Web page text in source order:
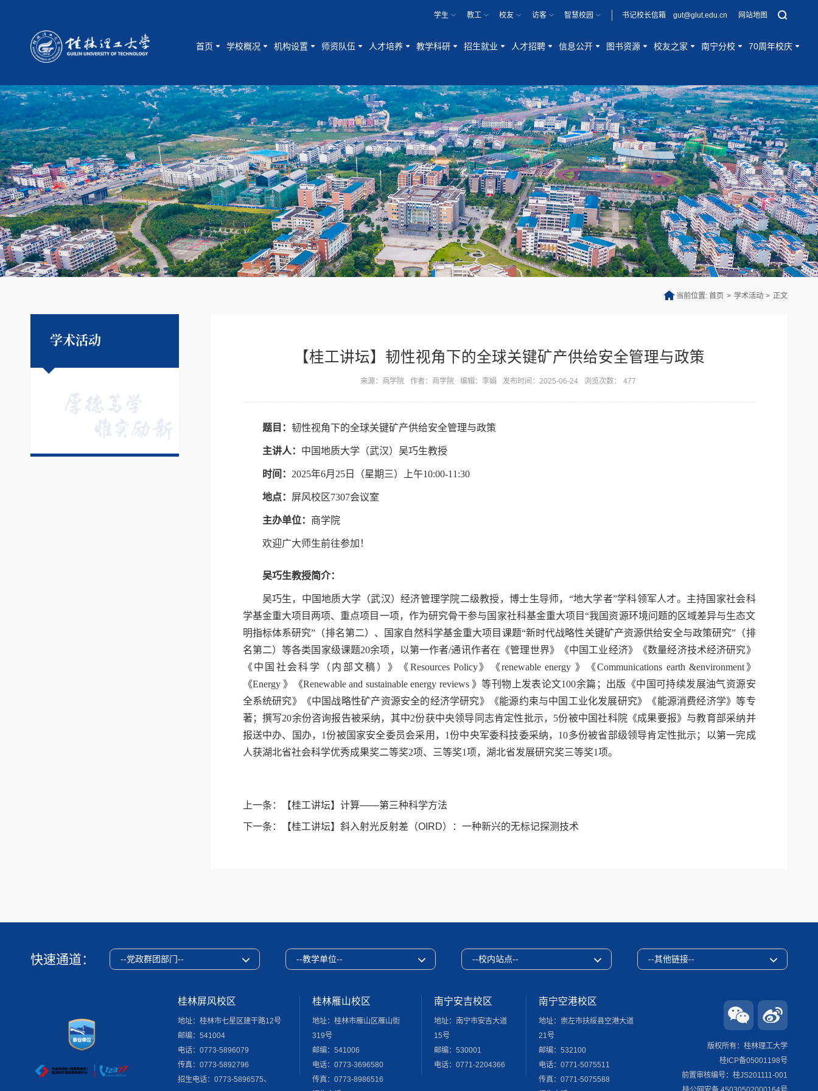
学生 教工 校友 访客 智慧校园 书记校长信箱 gut@glut.edu.cn 网站地图
首页 学校概况 机构设置 师资队伍 人才培养 教学科研 招生就业 人才招聘 信息公开 图书资源 校友之家 南宁分校 70周年校庆
当前位置: 首页 > 学术活动 > 正文
学术活动
【桂工讲坛】韧性视角下的全球关键矿产供给安全管理与政策
来源：商学院 作者：商学院 编辑：李娟 发布时间：2025-06-24 浏览次数： 477
题目： 韧性视角下的全球关键矿产供给安全管理与政策
主讲人： 中国地质大学（武汉）吴巧生教授
时间： 2025年6月25日（星期三）上午10:00-11:30
地点： 屏风校区7307会议室
主办单位： 商学院
欢迎广大师生前往参加！
吴巧生教授简介：
吴巧生，中国地质大学（武汉）经济管理学院二级教授，博士生导师，“地大学者”学科领军人才。主持国家社会科
学基金重大项目两项、重点项目一项，作为研究骨干参与国家社科基金重大项目“我国资源环境问题的区域差异与生态文
明指标体系研究”（排名第二）、国家自然科学基金重大项目课题“新时代战略性关键矿产资源供给安全与政策研究”（排
名第二）等各类国家级课题20余项，以第一作者/通讯作者在《管理世界》《中国工业经济》《数量经济技术经济研究》
《中国社会科学（内部文稿）》《Resources Policy》《renewable energy 》《Communications earth &environment》
《Energy 》《Renewable and sustainable energy reviews 》等刊物上发表论文100余篇；出版《中国可持续发展油气资源安
全系统研究》《中国战略性矿产资源安全的经济学研究》《能源约束与中国工业化发展研究》《能源消费经济学》等专
著；撰写20余份咨询报告被采纳，其中2份获中央领导同志肯定性批示，5份被中国社科院《成果要报》与教育部采纳并
报送中办、国办，1份被国家安全委员会采用，1份中央军委科技委采纳，10多份被省部级领导肯定性批示；以第一完成
人获湖北省社会科学优秀成果奖二等奖2项、三等奖1项，湖北省发展研究奖三等奖1项。
上一条： 【桂工讲坛】计算——第三种科学方法
下一条： 【桂工讲坛】斜入射光反射差（OIRD）：一种新兴的无标记探测技术
快速通道： --党政群团部门-- --教学单位-- --校内站点-- --其他链接--
桂林屏风校区
地址：桂林市七星区建干路12号
邮编：541004
电话：0773-5896079
传真：0773-5892796
招生电话：0773-5896575、
桂林雁山校区
地址：桂林市雁山区雁山街
319号
邮编：541006
电话：0773-3696580
传真：0773-8986516
南宁安吉校区
地址：南宁市安吉大道
15号
邮编：530001
电话：0771-2204366
南宁空港校区
地址：崇左市扶绥县空港大道
21号
邮编：532100
电话：0771-5075511
传真：0771-5075588
版权所有：桂林理工大学
桂ICP备05001198号
前置审核编号：桂JS201111-001